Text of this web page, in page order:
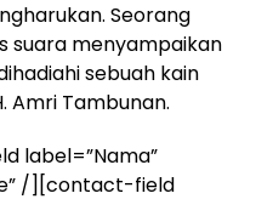
Seorang
suara menyampaikan
sebuah kain
Amri Tambunan.
label=”Nama”
/][contact-field